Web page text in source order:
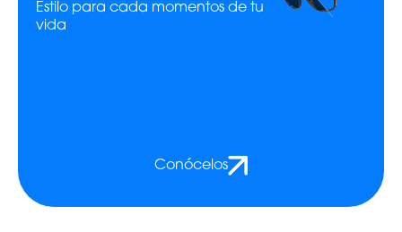
Estilo para cada momentos de tu
vida
Conócelos